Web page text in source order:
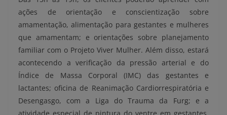
ações de orientação e conscientização sobre
amamentação, alimentação para gestantes e mulheres
que amamentam; e orientações sobre planejamento
familiar com o Projeto Viver Mulher. Além disso, estará
acontecendo a verificação da pressão arterial e do
Índice de Massa Corporal (IMC) das gestantes e
lactantes; oficina de Reanimação Cardiorrespiratória e
Desengasgo, com a Liga do Trauma da Furg; e a